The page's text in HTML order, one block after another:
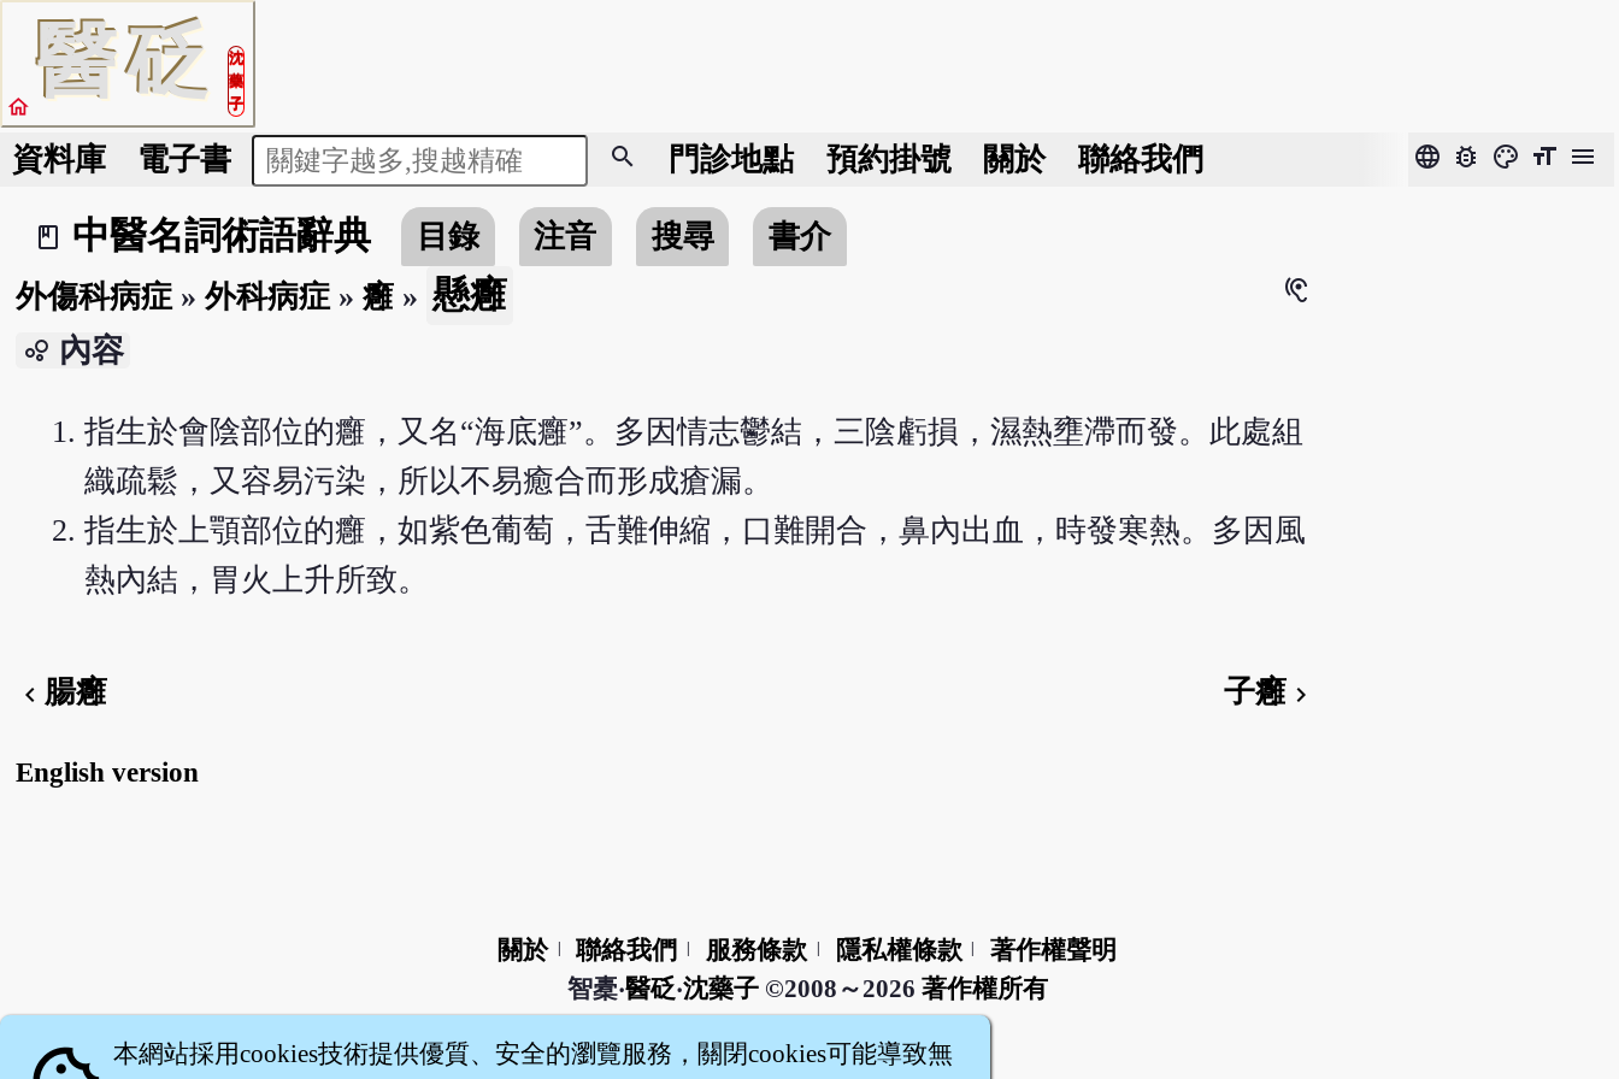
醫砭
沈
藥
子
home
資料庫 電子書 search 門診地點 預約掛號 關於 聯絡我們 language bug_report color_lens format_size menu
book_2
中醫名詞術語辭典 目錄 注音 搜尋
書介
外傷科病症» 外科病症» 癰» 懸癰 hearing
bubble_chart 內容
指生於會陰部位的癰，又名“海底癰”。多因情志鬱結，三陰虧損，濕熱壅滯而發。此處組
織疏鬆，又容易污染，所以不易癒合而形成瘡漏。
指生於上顎部位的癰，如紫色葡萄，舌難伸縮，口難開合，鼻內出血，時發寒熱。多因風
熱內結，胃火上升所致。
chevron_left 腸癰 子癰 chevron_right
English version
關於 聯絡我們 服務條款 隱私權條款
著作權聲明
智橐‧醫砭‧沈藥子©2008～2026 著作權所有
本網站採用cookies技術提供優質、安全的瀏覽服務，關閉cookies可能導致無